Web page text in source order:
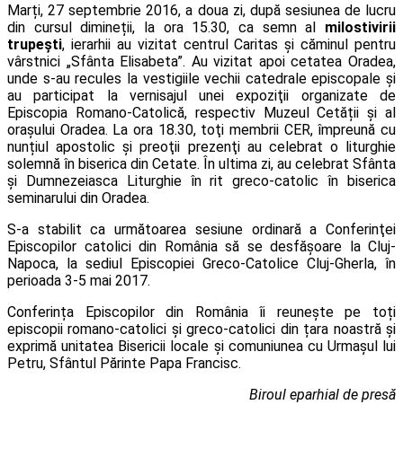
Marți, 27 septembrie 2016, a doua zi, după sesiunea de lucru
din cursul dimineții, la ora 15.30, ca semn al milostivirii
trupeşti, ierarhii au vizitat centrul Caritas şi căminul pentru
vârstnici „Sfânta Elisabeta”. Au vizitat apoi cetatea Oradea,
unde s-au recules la vestigiile vechii catedrale episcopale şi
au participat la vernisajul unei expoziţii organizate de
Episcopia Romano-Catolică, respectiv Muzeul Cetății și al
orașului Oradea. La ora 18.30, toţi membrii CER, împreună cu
nunțiul apostolic și preoţii prezenţi au celebrat o liturghie
solemnă în biserica din Cetate. În ultima zi, au celebrat Sfânta
și Dumnezeiasca Liturghie în rit greco-catolic în biserica
seminarului din Oradea.
S-a stabilit ca următoarea sesiune ordinară a Conferinţei
Episcopilor catolici din România să se desfăşoare la Cluj-
Napoca, la sediul Episcopiei Greco-Catolice Cluj-Gherla, în
perioada 3-5 mai 2017.
Conferința Episcopilor din România îi reunește pe toți
episcopii romano-catolici și greco-catolici din țara noastră și
exprimă unitatea Bisericii locale și comuniunea cu Urmașul lui
Petru, Sfântul Părinte Papa Francisc.
Biroul eparhial de presă